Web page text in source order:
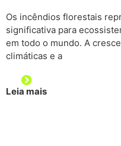
Os incêndios florestais
significativa para
em todo o mundo. A
climáticas e a
Leia mais